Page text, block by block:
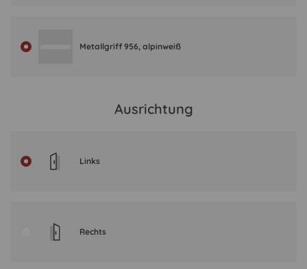
Metallgriff 956, alpinweiß
Ausrichtung
Links
Rechts